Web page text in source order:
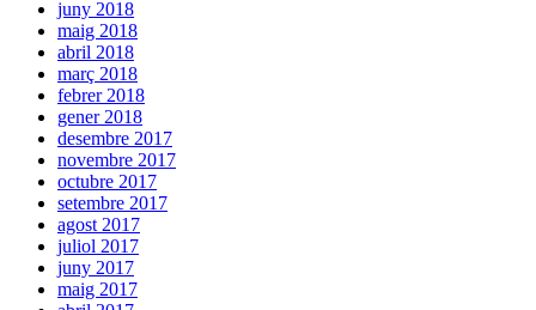
juny 2018
maig 2018
abril 2018
març 2018
febrer 2018
gener 2018
desembre 2017
novembre 2017
octubre 2017
setembre 2017
agost 2017
juliol 2017
juny 2017
maig 2017